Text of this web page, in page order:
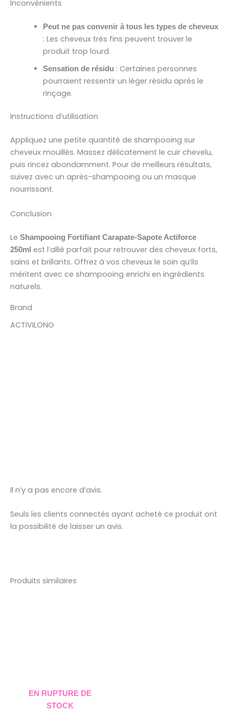
Inconvénients
Peut ne pas convenir à tous les types de cheveux
: Les cheveux très fins peuvent trouver le
produit trop lourd.
Sensation de résidu : Certaines personnes
pourraient ressentir un léger résidu après le
rinçage.
Instructions d’utilisation
Appliquez une petite quantité de shampooing sur
cheveux mouillés. Massez délicatement le cuir chevelu,
puis rincez abondamment. Pour de meilleurs résultats,
suivez avec un après-shampooing ou un masque
nourrissant.
Conclusion
Le Shampooing Fortifiant Carapate-Sapote Actiforce
250ml est l’allié parfait pour retrouver des cheveux forts,
sains et brillants. Offrez à vos cheveux le soin qu’ils
méritent avec ce shampooing enrichi en ingrédients
naturels.
Brand
ACTIVILONG
Il n’y a pas encore d’avis.
Seuls les clients connectés ayant acheté ce produit ont
la possibilité de laisser un avis.
Produits similaires
EN RUPTURE DE
STOCK